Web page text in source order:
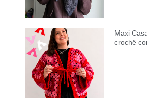
Maxi
crochê